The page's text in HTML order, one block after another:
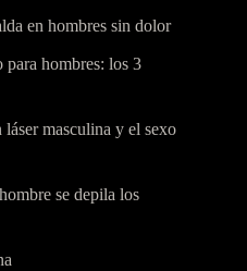
en hombres sin dolor
para hombres: los 3
masculina y el sexo
se depila los